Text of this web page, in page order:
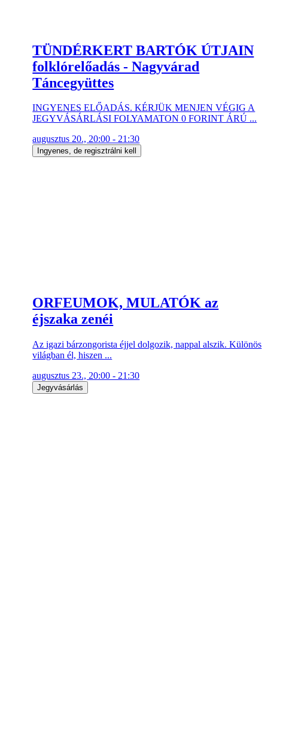
TÜNDÉRKERT BARTÓK ÚTJAIN
folklórelőadás - Nagyvárad
Táncegyüttes
INGYENES ELŐADÁS. KÉRJÜK MENJEN VÉGIG A
JEGYVÁSÁRLÁSI FOLYAMATON 0 FORINT ÁRÚ ...
augusztus 20., 20:00 - 21:30
Ingyenes, de regisztrálni kell
ORFEUMOK, MULATÓK az
éjszaka zenéi
Az igazi bárzongorista éjjel dolgozik, nappal alszik. Különös
világban él, hiszen ...
augusztus 23., 20:00 - 21:30
Jegyvásárlás